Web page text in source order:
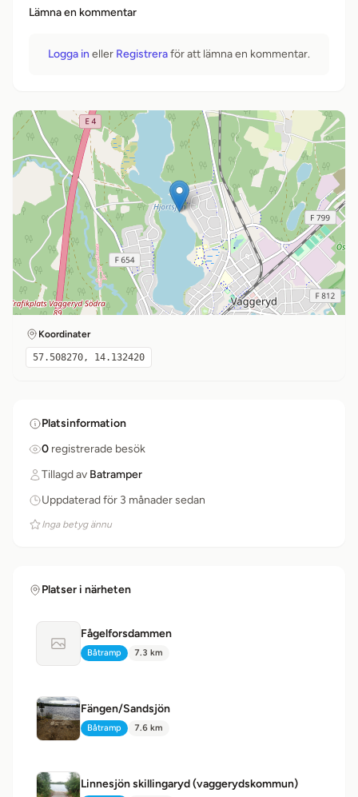
Lämna en kommentar
Logga in eller Registreraför att lämna en kommentar.
Koordinater
57.508270, 14.132420
Platsinformation
0 registrerade besök
Tillagd av Batramper
Uppdaterad för 3 månader sedan
Inga betyg ännu
Platser i närheten
Ingen bild tillgänglig
Fågelforsdammen
Typ:
Båtramp Avstånd:
7.3 km
Fängen/Sandsjön
Typ:
Båtramp Avstånd:
7.6 km
Linnesjön skillingaryd (vaggerydskommun)